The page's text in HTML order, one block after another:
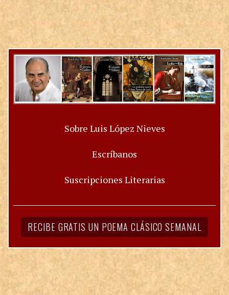
Sobre Luis López Nieves
Escríbanos
Suscripciones Literarias
RECIBE GRATIS UN POEMA CLÁSICO SEMANAL